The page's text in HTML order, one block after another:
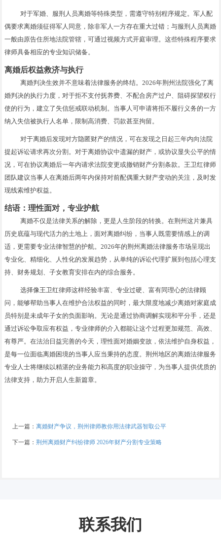
对于军婚、服刑人员离婚等特殊类型，需遵守特别程序规定。军人配
偶要求离婚须征得军人同意，除非军人一方存在重大过错；与服刑人员离婚
一般由原告住所地法院管辖，可通过视频方式开庭审理。这些特殊程序要求
律师具备相应的专业知识储备。
离婚后权益救济与执行
离婚判决生效并不意味着法律服务的终结。2026年荆州法院强化了离
婚判决的执行力度，对于拒不支付抚养费、不配合房产过户、阻碍探望权行
使的行为，建立了失信惩戒联动机制。当事人可申请将拒不履行义务的一方
纳入失信被执行人名单，限制高消费、罚款甚至拘留。
对于离婚后发现对方隐匿财产的情况，可在发现之日起三年内向法院
提起诉讼请求再次分割。对于离婚协议中遗漏的财产，或协议显失公平的情
况，可在协议离婚后一年内请求法院变更或撤销财产分割条款。王卫红律师
团队建议当事人在离婚后两年内保持对前配偶重大财产变动的关注，及时发
现线索维护权益。
结语：理性面对，专业护航
离婚不仅是法律关系的解除，更是人生阶段的转换。在荆州这片兼具
历史底蕴与现代活力的土地上，面对离婚纠纷，当事人既需要情感上的调
适，更需要专业法律智慧的护航。2026年的荆州离婚法律服务市场呈现出
专业化、精细化、人性化的发展趋势，从单纯的诉讼代理扩展到包括心理支
持、财务规划、子女教育安排在内的综合服务。
选择像王卫红律师这样经验丰富、专业过硬、富有同理心的法律顾
问，能够帮助当事人在维护合法权益的同时，最大限度地减少离婚对家庭成
员特别是未成年子女的负面影响。无论是通过协商调解实现和平分手，还是
通过诉讼争取应有权益，专业律师的介入都能让这个过程更加规范、高效、
有尊严。在法治日益完善的今天，理性面对婚姻变故，依法维护自身权益，
是每一位面临离婚困境的当事人应当秉持的态度。荆州地区的离婚法律服务
专业人士将继续以精湛的业务能力和高度的职业操守，为当事人提供优质的
法律支持，助力开启人生新篇章。
上一篇： 离婚财产争议，荆州律师教你用法律武器智取公平
下一篇： 荆州离婚财产纠纷律师 2026年财产分割专业策略
联系我们